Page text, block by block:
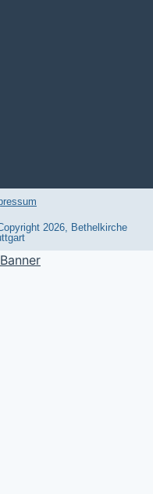
2026, Bethelkirche